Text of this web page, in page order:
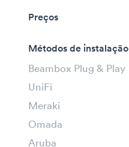
Preços
Métodos de instalação
Beambox Plug & Play
UniFi
Meraki
Omada
Aruba